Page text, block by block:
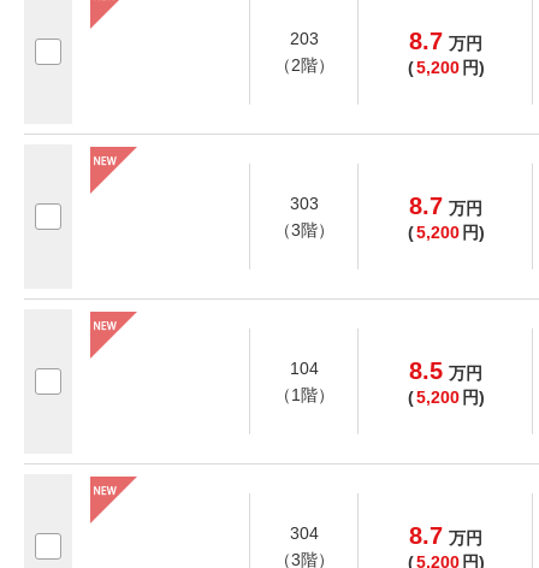
203
（2階）
8.7 万円
(5,200 円)
303
（3階）
8.7 万円
(5,200 円)
104
（1階）
8.5 万円
(5,200 円)
304
（3階）
8.7 万円
(5,200 円)